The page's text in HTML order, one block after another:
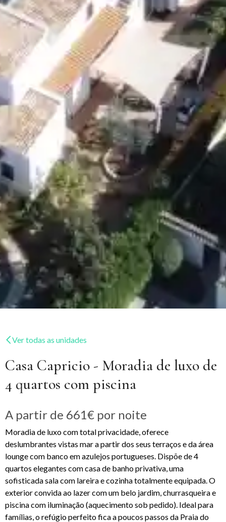
Ver todas as unidades
Casa Capricio - Moradia de luxo de
4 quartos com piscina
A partir de 661€ por noite
Moradia de luxo com total privacidade, oferece
deslumbrantes vistas mar a partir dos seus terraços e da área
lounge com banco em azulejos portugueses. Dispõe de 4
quartos elegantes com casa de banho privativa, uma
sofisticada sala com lareira e cozinha totalmente equipada. O
exterior convida ao lazer com um belo jardim, churrasqueira e
piscina com iluminação (aquecimento sob pedido). Ideal para
famílias, o refúgio perfeito fica a poucos passos da Praia do